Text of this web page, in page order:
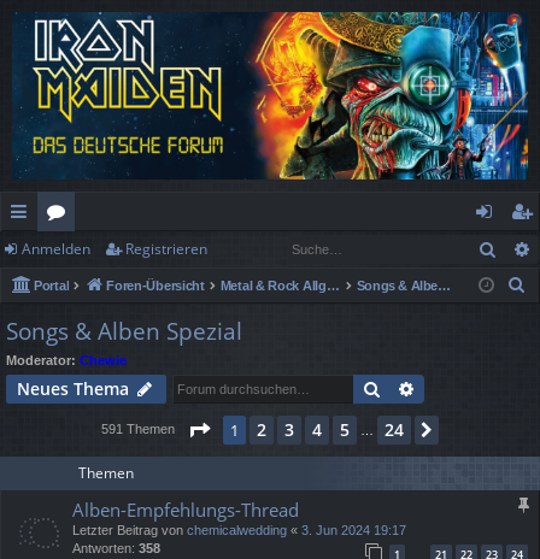
ch
ne
llz
ug
rif
or
en
n
m
eg
ist
Anmelden Registrieren
Portal Foren-Übersicht Metal & Rock Allgemein Songs & Alben Spezial
Songs & Alben Spezial
Moderator: Chewie
Neues Thema Suche
591 Themen Seite 1 von 24
1 2 3 4 5 … 24
Themen
Alben-Empfehlungs-Thread
Letzter Beitrag von chemicalwedding « 3. Jun 2024 19:17
Antworten: 358 1 21 22 23 24